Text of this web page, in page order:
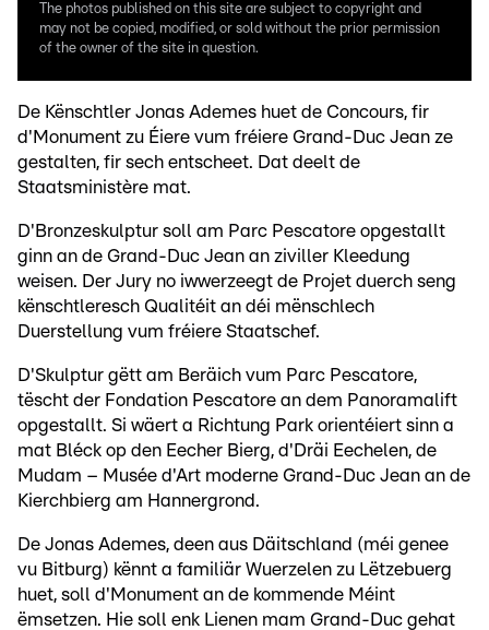
The photos published on this site are subject to copyright and
may not be copied, modified, or sold without the prior permission
of the owner of the site in question.
De Kënschtler Jonas Ademes huet de Concours, fir
d'Monument zu Éiere vum fréiere Grand-Duc Jean ze
gestalten, fir sech entscheet. Dat deelt de
Staatsministère mat.
D'Bronzeskulptur soll am Parc Pescatore opgestallt
ginn an de Grand-Duc Jean an ziviller Kleedung
weisen. Der Jury no iwwerzeegt de Projet duerch seng
kënschtleresch Qualitéit an déi mënschlech
Duerstellung vum fréiere Staatschef.
D'Skulptur gëtt am Beräich vum Parc Pescatore,
tëscht der Fondation Pescatore an dem Panoramalift
opgestallt. Si wäert a Richtung Park orientéiert sinn a
mat Bléck op den Eecher Bierg, d'Dräi Eechelen, de
Mudam – Musée d'Art moderne Grand-Duc Jean an de
Kierchbierg am Hannergrond.
De Jonas Ademes, deen aus Däitschland (méi genee
vu Bitburg) kënnt a familiär Wuerzelen zu Lëtzebuerg
huet, soll d'Monument an de kommende Méint
ëmsetzen. Hie soll enk Lienen mam Grand-Duc gehat